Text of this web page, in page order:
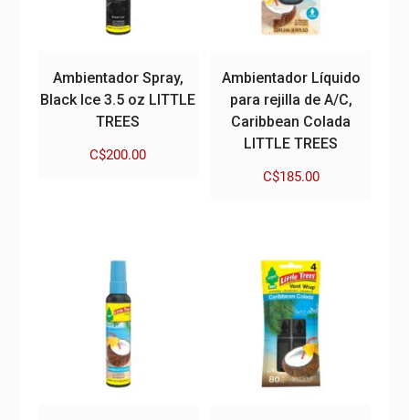
Ambientador Spray,
Black Ice 3.5 oz LITTLE
TREES
C$200.00
Ambientador Líquido
para rejilla de A/C,
Caribbean Colada
LITTLE TREES
C$185.00